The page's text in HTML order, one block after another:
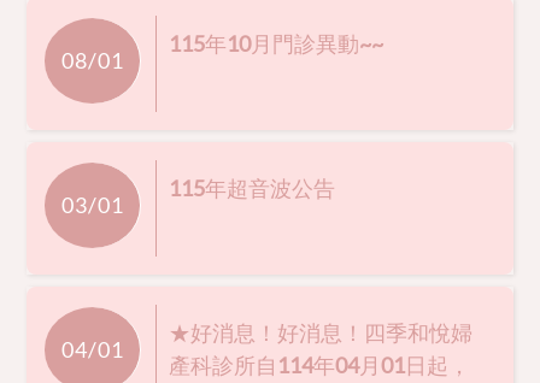
08/01
115年10月門診異動~~
03/01
115年超音波公告
04/01
★好消息！好消息！四季和悅婦
產科診所自114年04月01日起，